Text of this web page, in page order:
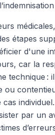
étapes
d'une
car la
technique :
ou
par un